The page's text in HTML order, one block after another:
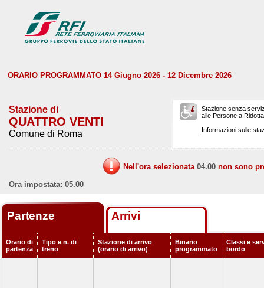
ORARIO PROGRAMMATO 14 Giugno 2026 - 12 Dicembre 2026
Stazione di
QUATTRO VENTI
Comune di Roma
Stazione senza
alle Persone a
Informazioni sulle
Nell'ora selezionata 04.00 non sono
Ora impostata: 05.00
Partenze Arrivi
Orario di
partenza
Tipo e n. di
treno
Stazione di arrivo
(orario di arrivo)
Binario
programmato
Classi e
bordo